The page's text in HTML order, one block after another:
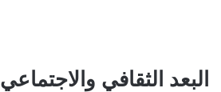
البعد الثقافي والاجتماعي